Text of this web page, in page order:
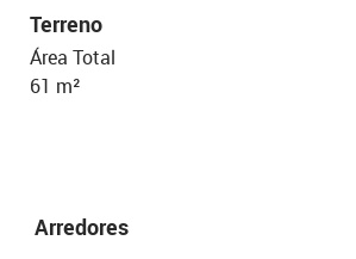
Terreno
Área Total
61 m²
Arredores